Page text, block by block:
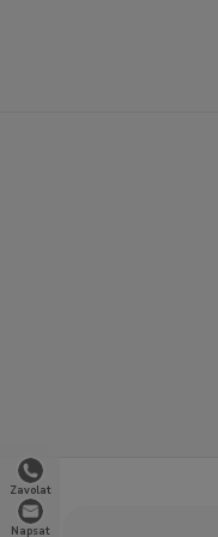
Zavolat
Napsat